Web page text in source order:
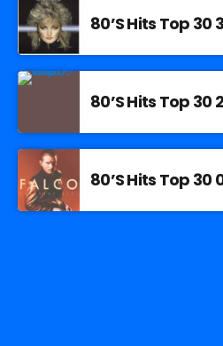
80’S Hits Top 30
80’S Hits Top
80’S Hits Top